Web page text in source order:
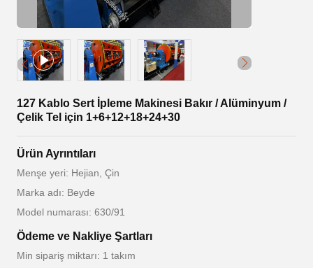
127 Kablo Sert İpleme Makinesi Bakır / Alüminyum /
Çelik Tel için 1+6+12+18+24+30
Ürün Ayrıntıları
Menşe yeri: Hejian, Çin
Marka adı: Beyde
Model numarası: 630/91
Ödeme ve Nakliye Şartları
Min sipariş miktarı: 1 takım